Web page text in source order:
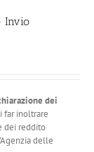
Invio
dei
far inoltrare
dei reddito
delle